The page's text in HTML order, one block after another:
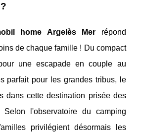
home Argelès Mer répond
de chaque famille ! Du compact
une escapade en couple au
parfait pour les grandes tribus, le
dans cette destination prisée des
Selon l'observatoire du camping
privilégient désormais les